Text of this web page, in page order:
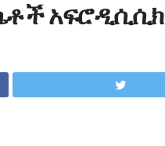
አፍሮዲሲሲክ